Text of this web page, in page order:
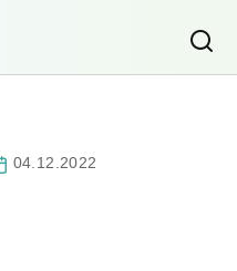
04.12.2022